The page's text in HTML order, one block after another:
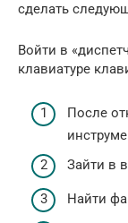
сделать
Войти в
клавиатуре
После
Зайти в
Найти